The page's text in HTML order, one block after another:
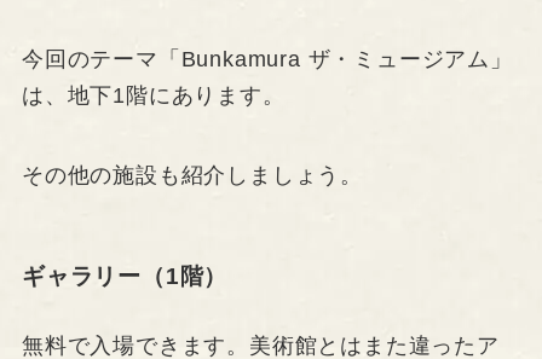
今回のテーマ「Bunkamura ザ・ミュージアム」
は、地下1階にあります。
その他の施設も紹介しましょう。
ギャラリー（1階）
無料で入場できます。美術館とはまた違ったア